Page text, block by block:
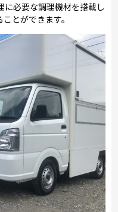
に必要な調理機材を搭載し
とができます。